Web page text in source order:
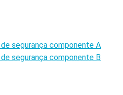
segurança componente A
segurança componente B